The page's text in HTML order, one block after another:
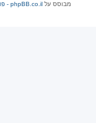
מבוסס עלphpBB.co.il - פורומים בעברית